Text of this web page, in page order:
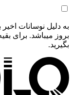
به دلیل نوسانات اخیر
بروز میباشد. برای
بگیرید.